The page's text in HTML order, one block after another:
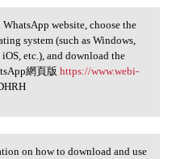
WhatsApp
website, choose the
system (such as Windows,
etc.), and download the
網頁版 https://www.webi-
on how to download and use